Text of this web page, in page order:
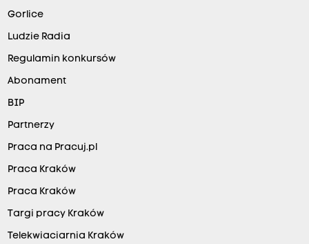
Gorlice
Ludzie Radia
Regulamin konkursów
Abonament
BIP
Partnerzy
Praca na Pracuj.pl
Praca Kraków
Praca Kraków
Targi pracy Kraków
Telekwiaciarnia Kraków